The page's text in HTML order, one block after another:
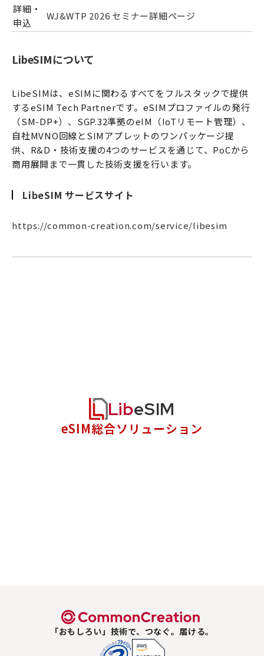
詳細・
申込
WJ&WTP 2026 セミナー詳細ページ
LibeSIMについて
LibeSIMは、eSIMに関わるすべてをフルスタックで提供
するeSIM Tech Partnerです。eSIMプロファイルの発行
（SM-DP+）、SGP.32準拠のeIM（IoTリモート管理）、
自社MVNO回線とSIMアプレットのワンパッケージ提
供、R&D・技術支援の4つのサービスを通じて、PoCから
商用展開まで一貫した技術支援を行います。
LibeSIM サービスサイト
https://common-creation.com/service/libesim
LibeSIM
eSIM総合ソリューション
「おもしろい」技術で、つなぐ。届ける。